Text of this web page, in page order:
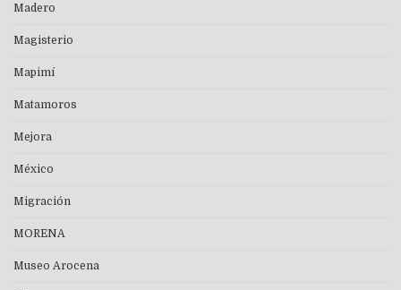
Madero
Magisterio
Mapimí
Matamoros
Mejora
México
Migración
MORENA
Museo Arocena